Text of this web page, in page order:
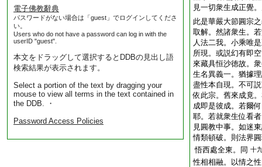
電子佛教辭典
パスワードがない場合は「guest」でログインしてくださ
い。
Users who do not have a password can log in with the
userID "guest".
本文をドラッグして選択するとDDBの見出し語
検索結果が表示されます。
Select a portion of the text by dragging your
mouse to view all terms in the text contained in
the DDB. ・
Password Access Policies
見一切衆生成正覺
此是華嚴大節圓宗
取解。然諸衆生。
人法二我。小乘唯
所現。或説幻有即
來藏具恒沙徳故。
生名異義一。猶據
盡性本自現。不可
依此宗。舊來成竟
成即是彼成。若爾
耶。若就衆生位看
見圓教中事。如迷
情類頓破。則法界
悟西處全東。同 十
性相相融。以情之